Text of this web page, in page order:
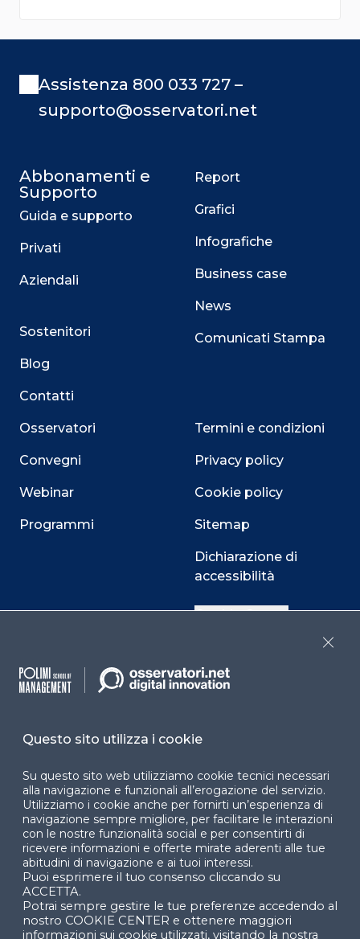
Assistenza 800 033 727 –
supporto@osservatori.net
Abbonamenti e
Supporto
Guida e supporto
Privati
Aziendali
Sostenitori
Blog
Contatti
Osservatori
Convegni
Webinar
Programmi
Report
Grafici
Infografiche
Business case
News
Comunicati Stampa
Termini e condizioni
Privacy policy
Cookie policy
Sitemap
Dichiarazione di
accessibilità
Cookie Center
Facebook LinkedIn
© 2024 Copyright © Politecnico di Milano Dipartimento
di Ingegneria Gestionale
Questo sito utilizza i cookie
Su questo sito web utilizziamo cookie tecnici necessari
alla navigazione e funzionali all’erogazione del servizio.
Utilizziamo i cookie anche per fornirti un’esperienza di
navigazione sempre migliore, per facilitare le interazioni
con le nostre funzionalità social e per consentirti di
ricevere informazioni e offerte mirate aderenti alle tue
abitudini di navigazione e ai tuoi interessi.
Puoi esprimere il tuo consenso cliccando su
ACCETTA.
Potrai sempre gestire le tue preferenze accedendo al
nostro COOKIE CENTER e ottenere maggiori
informazioni sui cookie utilizzati, visitando la nostra